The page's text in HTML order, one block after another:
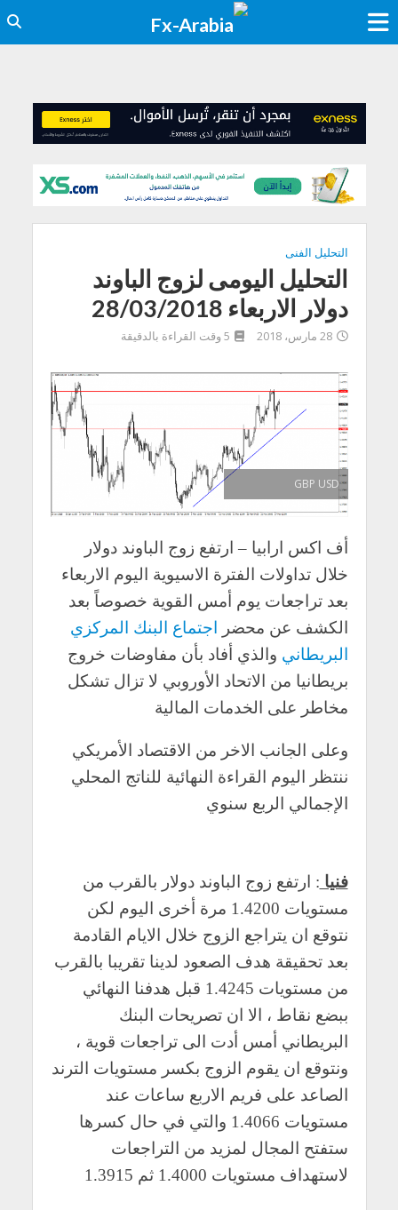
التحليل الفنى
التحليل اليومى لزوج الباوند
دولار الاربعاء 28/03/2018
28 مارس، 2018 5 وقت القراءة بالدقيقة
GBP USD
أف اكس ارابيا – ارتفع زوج الباوند دولار
خلال تداولات الفترة الاسيوية اليوم الاربعاء
بعد تراجعات يوم أمس القوية خصوصاً بعد
الكشف عن محضر اجتماع البنك المركزي
البريطاني والذي أفاد بأن مفاوضات خروج
بريطانيا من الاتحاد الأوروبي لا تزال تشكل
مخاطر على الخدمات المالية
وعلى الجانب الاخر من الاقتصاد الأمريكي
ننتظر اليوم القراءة النهائية للناتج المحلي
الإجمالي الربع سنوي
فنيا : ارتفع زوج الباوند دولار بالقرب من
مستويات 1.4200 مرة أخرى اليوم لكن
نتوقع ان يتراجع الزوج خلال الايام القادمة
بعد تحقيقة هدف الصعود لدينا تقريبا بالقرب
من مستويات 1.4245 قبل هدفنا النهائي
ببضع نقاط ، الا ان تصريحات البنك
البريطاني أمس أدت الى تراجعات قوية ،
ونتوقع ان يقوم الزوج بكسر مستويات الترند
الصاعد على فريم الاربع ساعات عند
مستويات 1.4066 والتي في حال كسرها
ستفتح المجال لمزيد من التراجعات
لاستهداف مستويات 1.4000 ثم 1.3915